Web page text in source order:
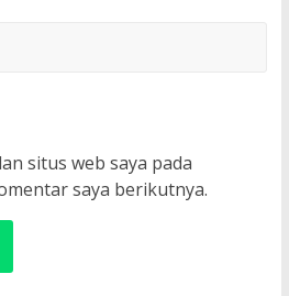
situs web saya pada
saya berikutnya.